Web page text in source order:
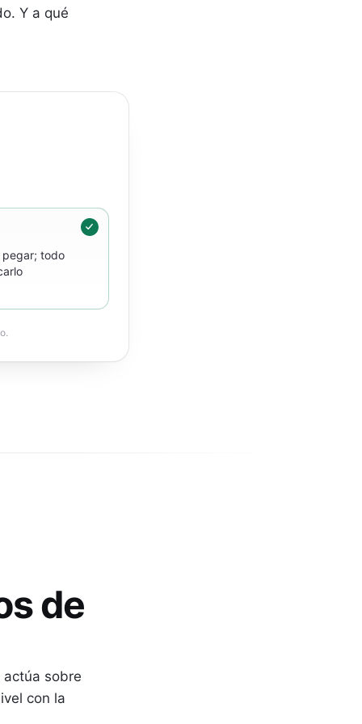
Y a qué
todo
de
sobre
con la